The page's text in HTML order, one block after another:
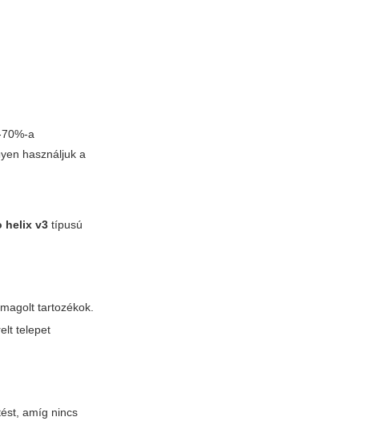
a
használjuk a
helix v3 típusú
tartozékok.
telepet
amíg nincs